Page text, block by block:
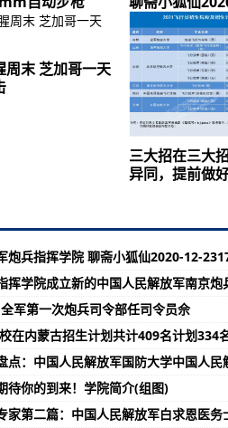
周末 芝加哥一天
三大招在三大
异同，提前做
炮兵指挥学院 聊斋小狐仙2020-12-
挥学院成立新的中国人民解放军南京炮
军第一次炮兵司令部任司令员佘
在内蒙古招生计划共计409名计划334
点：中国人民解放军国防大学中国人民
待你的到来！学院简介(组图)
家第二篇：中国人民解放军白求恩医务